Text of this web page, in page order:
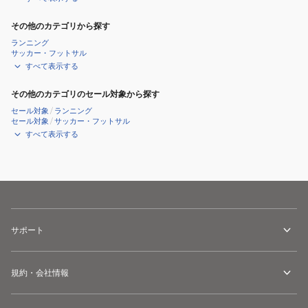
その他のカテゴリから探す
ランニング
サッカー・フットサル
すべて表示する
その他のカテゴリのセール対象から探す
セール対象 / ランニング
セール対象 /サッカー・フットサル
すべて表示する
サポート
規約・会社情報